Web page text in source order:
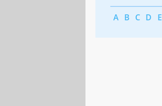
A B C D E